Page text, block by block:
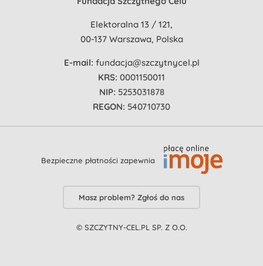
Elektoralna 13 / 121,
00-137 Warszawa, Polska
E-mail: fundacja@szczytnycel.pl
KRS: 0001150011
NIP: 5253031878
REGON: 540710730
Bezpieczne płatności zapewnia
Masz problem? Zgłoś do nas
© SZCZYTNY-CEL.PL SP. Z O.O.